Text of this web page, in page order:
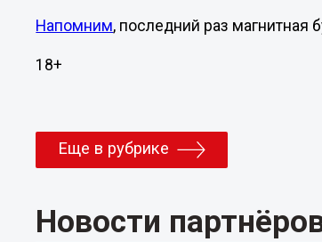
Напомним, последний раз
18+
Еще в рубрике
Новости